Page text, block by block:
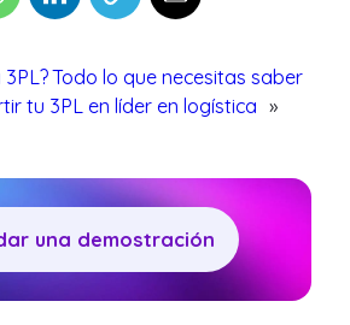
3PL? Todo lo que necesitas saber
tu 3PL en líder en logística »
una demostración